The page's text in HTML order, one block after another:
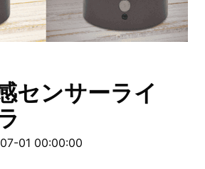
センサーライ
01 00:00:00